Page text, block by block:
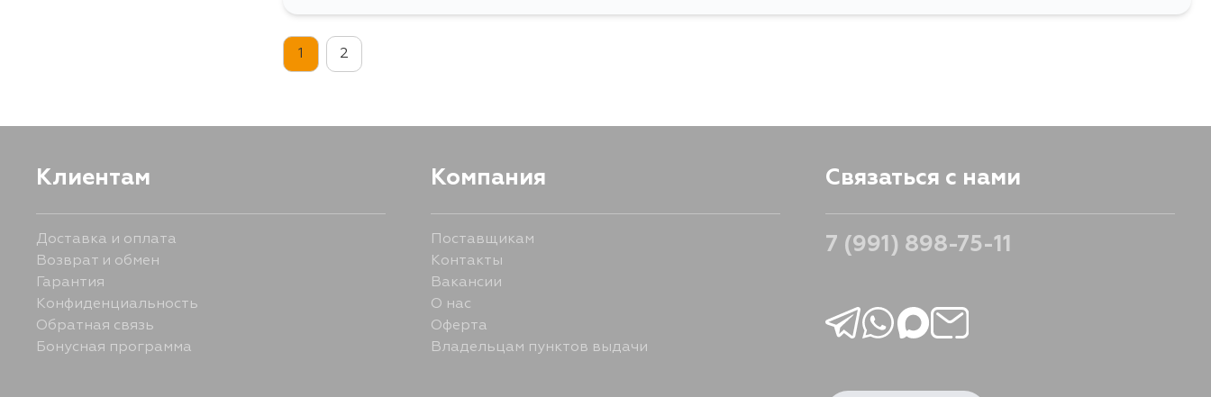
1 2
Клиентам
Доставка и оплата
Возврат и обмен
Гарантия
Конфиденциальность
Обратная связь
Бонусная программа
Компания
Поставщикам
Контакты
Вакансии
О нас
Оферта
Владельцам пунктов выдачи
Связаться с нами
7 (991) 898-75-11